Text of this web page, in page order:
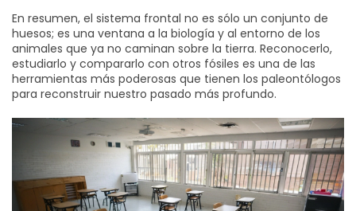
En resumen, el sistema frontal no es sólo un conjunto de
huesos; es una ventana a la biología y al entorno de los
animales que ya no caminan sobre la tierra. Reconocerlo,
estudiarlo y compararlo con otros fósiles es una de las
herramientas más poderosas que tienen los paleontólogos
para reconstruir nuestro pasado más profundo.